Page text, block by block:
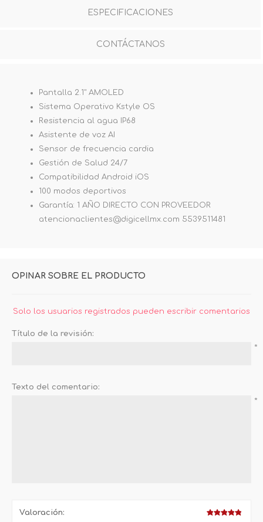
ESPECIFICACIONES
CONTÁCTANOS
Pantalla 2.1" AMOLED
Sistema Operativo Kstyle OS
Resistencia al agua IP68
Asistente de voz AI
Sensor de frecuencia cardia
Gestión de Salud 24/7
Compatibilidad Android iOS
100 modos deportivos
Garantía: 1 AÑO DIRECTO CON PROVEEDOR
atencionaclientes@digicellmx.com 5539511481
OPINAR SOBRE EL PRODUCTO
Solo los usuarios registrados pueden escribir comentarios
Título de la revisión:
*
Texto del comentario:
*
Valoración: